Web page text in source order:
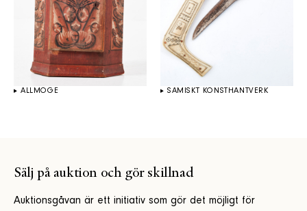
ALLMOGE SAMISKT KONSTHANTVERK
Sälj på auktion och gör skillnad
Auktionsgåvan är ett initiativ som gör det möjligt för